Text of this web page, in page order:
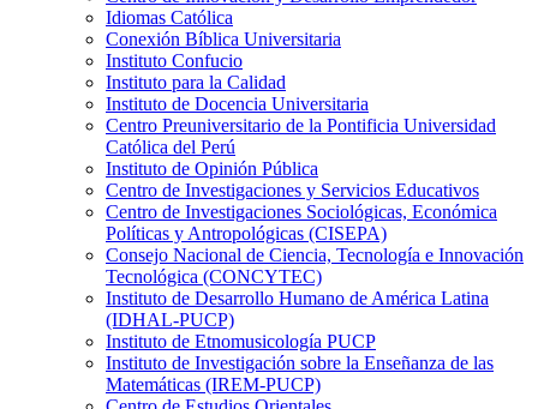
Idiomas Católica
Conexión Bíblica Universitaria
Instituto Confucio
Instituto para la Calidad
Instituto de Docencia Universitaria
Centro Preuniversitario de la Pontificia Universidad
Católica del Perú
Instituto de Opinión Pública
Centro de Investigaciones y Servicios Educativos
Centro de Investigaciones Sociológicas, Económica
Políticas y Antropológicas (CISEPA)
Consejo Nacional de Ciencia, Tecnología e Innovación
Tecnológica (CONCYTEC)
Instituto de Desarrollo Humano de América Latina
(IDHAL-PUCP)
Instituto de Etnomusicología PUCP
Instituto de Investigación sobre la Enseñanza de las
Matemáticas (IREM-PUCP)